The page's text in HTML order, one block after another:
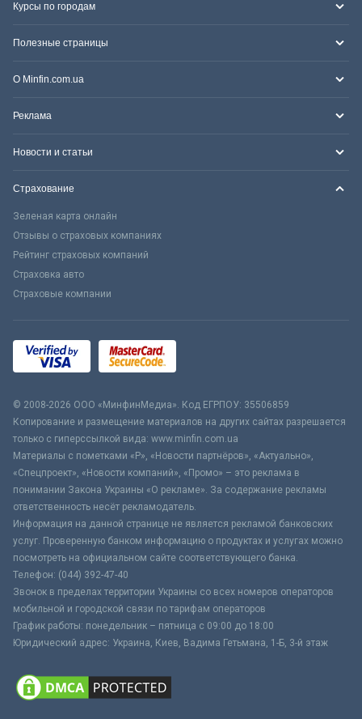
Курсы по городам
Полезные страницы
О Minfin.com.ua
Реклама
Новости и статьи
Страхование
Зеленая карта онлайн
Отзывы о страховых компаниях
Рейтинг страховых компаний
Страховка авто
Страховые компании
© 2008-2026 ООО «МинфинМедиа». Код ЕГРПОУ: 35506859
Копирование и размещение материалов на других сайтах разрешается
только с гиперссылкой вида: www.minfin.com.ua
Материалы с пометками «Р», «Новости партнёров», «Актуально»,
«Спецпроект», «Новости компаний», «Промо» – это реклама в
понимании Закона Украины «О рекламе». За содержание рекламы
ответственность несёт рекламодатель.
Информация на данной странице не является рекламой банковских
услуг. Проверенную банком информацию о продуктах и услугах можно
посмотреть на официальном сайте соответствующего банка.
Телефон: (044) 392-47-40
Звонок в пределах территории Украины со всех номеров операторов
мобильной и городской связи по тарифам операторов
График работы: понедельник – пятница с 09:00 до 18:00
Юридический адрес: Украина, Киев, Вадима Гетьмана, 1-Б, 3-й этаж